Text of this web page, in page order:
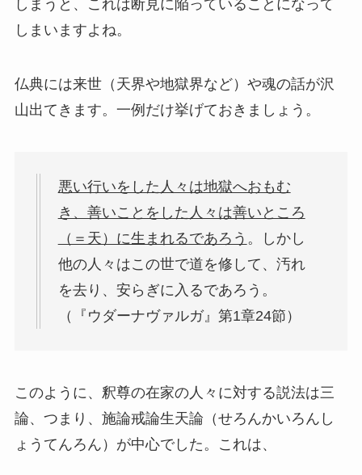
しまうと、これは断見に陥っていることになって
しまいますよね。
仏典には来世（天界や地獄界など）や魂の話が沢
山出てきます。一例だけ挙げておきましょう。
悪い行いをした人々は地獄へおもむ
き、善いことをした人々は善いところ
（＝天）に生まれるであろう 。しかし
他の人々はこの世で道を修して、汚れ
を去り、安らぎに入るであろう。
（『ウダーナヴァルガ』第1章24節）
このように、釈尊の在家の人々に対する説法は三
論、つまり、施論戒論生天論（せろんかいろんし
ょうてんろん）が中心でした。これは、